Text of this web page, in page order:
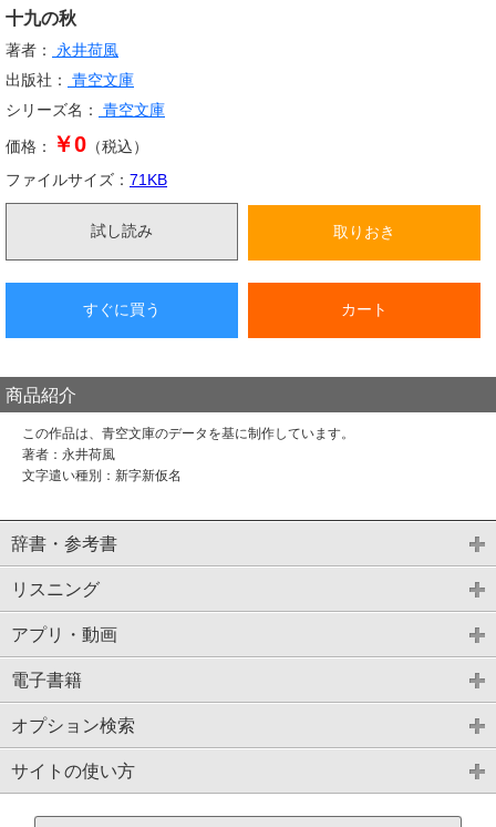
十九の秋
著者：
永井荷風
出版社：
青空文庫
シリーズ名：
青空文庫
価格： ￥0 （税込）
ファイルサイズ： 71 KB
試し読み 取りおき
すぐに買う カート
商品紹介
この作品は、青空文庫のデータを基に制作しています。
著者：永井荷風
文字遣い種別：新字新仮名
辞書・参考書
リスニング
アプリ・動画
電子書籍
オプション検索
サイトの使い方